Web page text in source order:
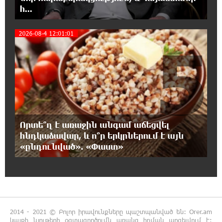
14:48:31 7-08-2026
Տիկի՜ն Ղազարյան, ցույց տվե՜ք այն էջը,
որտեղ գրված է Ուժեղ Հայաստանի անունը,
չեք կարող, որովհետև նման էջ այդ զեկույցում գոյություն
չունի. Ղահրամանյանը՝ Ղազարյանի հայտարարության
մասին
14:40:34 7-08-2026
Եթե հարց գոյություն չունի, ինչո՞ւ մի
դեպքում մերժում են, իսկ մյուս դեպքում՝
համաձայնում․ Էդմոն Մարուքյան
14:34:48 7-08-2026
դատում են Ամենայն Հայոց Կաթողիկոսին
«Արտ Լանչ»-ն արդեն Միացյալ
հ...
2026-08-4 12:01:01
Որտե՞ղ է առաջին անգամ աճեցվել
հնդկաձավար, և ո՞ր երկրներում է այն
«ընդունված». «Փաստ»
5
2014 - 2021 © Բոլոր իրավունքները պաշտպանված են: Orer.am
կայքի նյութերի օգտագործումն առանց հղման արգելվում է: